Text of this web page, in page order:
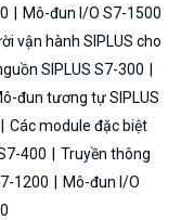
Mô-đun I/O S7-1500
vận hành SIPLUS cho
SIPLUS S7-300
đun tương tự SIPLUS
Các module đặc biệt
400
Truyền thông
1200
Mô-đun I/O